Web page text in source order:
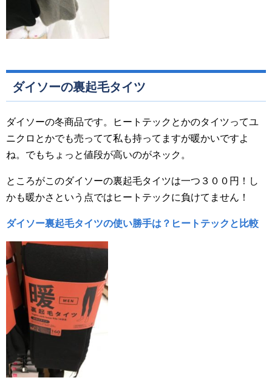
ダイソーの裏起毛タイツ
ダイソーの冬商品です。ヒートテックとかのタイツってユ
ニクロとかでも売ってて私も持ってますが暖かいですよ
ね。でもちょっと値段が高いのがネック。
ところがこのダイソーの裏起毛タイツは一つ３００円！し
かも暖かさという点ではヒートテックに負けてません！
ダイソー裏起毛タイツの使い勝手は？ヒートテックと比較